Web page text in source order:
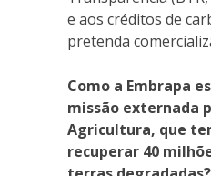
e aos créditos de
pretenda
Como a Embrapa
missão externada
Agricultura, que
recuperar 40